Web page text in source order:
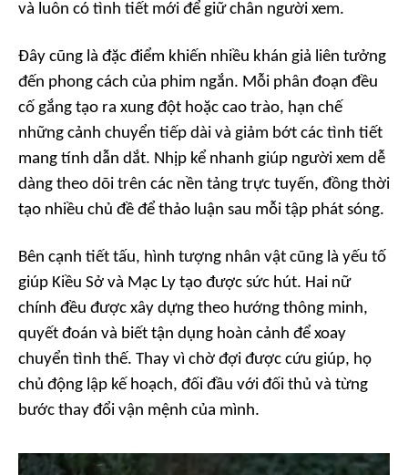
và luôn có tình tiết mới để giữ chân người xem.
Đây cũng là đặc điểm khiến nhiều khán giả liên tưởng
đến phong cách của phim ngắn. Mỗi phân đoạn đều
cố gắng tạo ra xung đột hoặc cao trào, hạn chế
những cảnh chuyển tiếp dài và giảm bớt các tình tiết
mang tính dẫn dắt. Nhịp kể nhanh giúp người xem dễ
dàng theo dõi trên các nền tảng trực tuyến, đồng thời
tạo nhiều chủ đề để thảo luận sau mỗi tập phát sóng.
Bên cạnh tiết tấu, hình tượng nhân vật cũng là yếu tố
giúp Kiều Sở và Mạc Ly tạo được sức hút. Hai nữ
chính đều được xây dựng theo hướng thông minh,
quyết đoán và biết tận dụng hoàn cảnh để xoay
chuyển tình thế. Thay vì chờ đợi được cứu giúp, họ
chủ động lập kế hoạch, đối đầu với đối thủ và từng
bước thay đổi vận mệnh của mình.